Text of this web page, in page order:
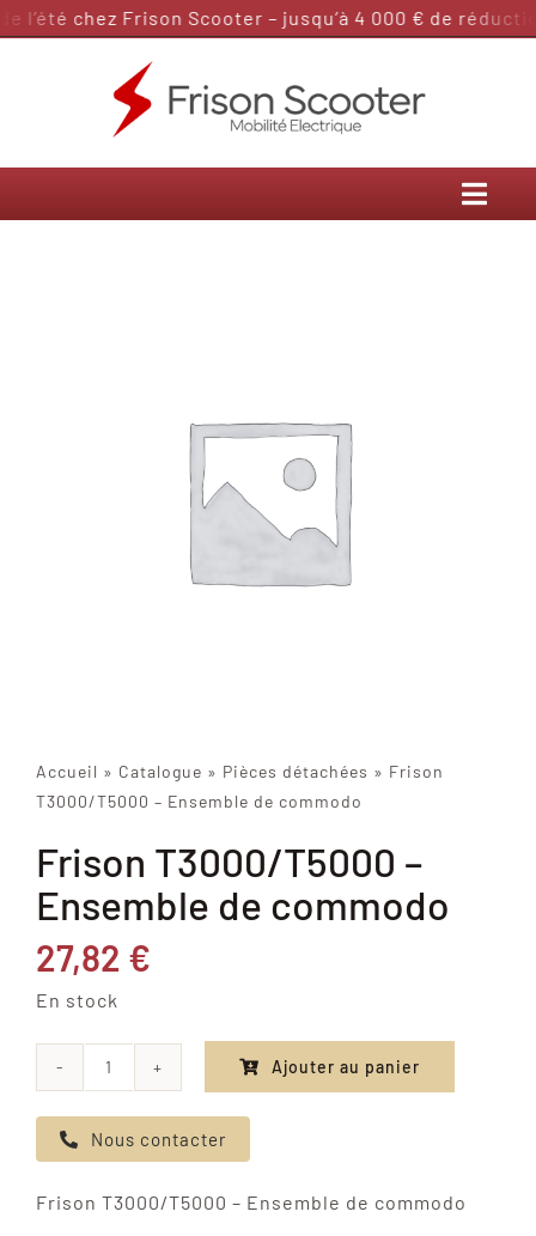
Passer
l’été chez Frison Scooter – jusqu’à 4 000 € de
Accueil » Catalogue » Pièces détachées » Frison
T3000/T5000 – Ensemble de commodo
Frison T3000/T5000 –
Ensemble de commodo
27,82 €
En stock
de
Frison
-
Ajouter au panier
Nous contacter
Frison T3000/T5000 – Ensemble de commodo